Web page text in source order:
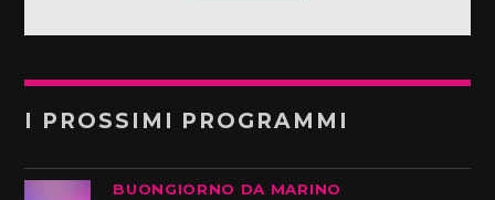
I PROSSIMI PROGRAMMI
BUONGIORNO DA MARINO